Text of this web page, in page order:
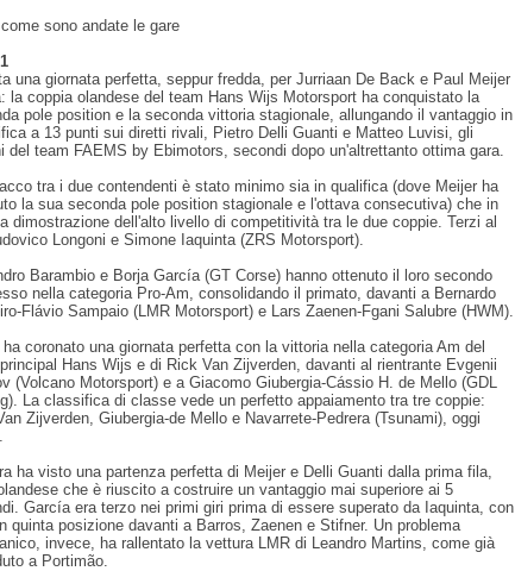
sono andate le gare
una giornata perfetta, seppur fredda, per Jurriaan De Back e Paul Meijer
la coppia olandese del team Hans Wijs Motorsport ha conquistato la
pole position e la seconda vittoria stagionale, allungando il vantaggio in
a 13 punti sui diretti rivali, Pietro Delli Guanti e Matteo Luvisi, gli
del team FAEMS by Ebimotors, secondi dopo un'altrettanto ottima gara.
tra i due contendenti è stato minimo sia in qualifica (dove Meijer ha
la sua seconda pole position stagionale e l'ottava consecutiva) che in
dimostrazione dell'alto livello di competitività tra le due coppie. Terzi al
Longoni e Simone Iaquinta (ZRS Motorsport).
Barambio e Borja García (GT Corse) hanno ottenuto il loro secondo
nella categoria Pro-Am, consolidando il primato, davanti a Bernardo
Flávio Sampaio (LMR Motorsport) e Lars Zaenen-Fgani Salubre (HWM).
ha coronato una giornata perfetta con la vittoria nella categoria Am del
Hans Wijs e di Rick Van Zijverden, davanti al rientrante Evgenii
(Volcano Motorsport) e a Giacomo Giubergia-Cássio H. de Mello (GDL
La classifica di classe vede un perfetto appaiamento tra tre coppie:
Zijverden, Giubergia-de Mello e Navarrete-Pedrera (Tsunami), oggi
ha visto una partenza perfetta di Meijer e Delli Guanti dalla prima fila,
che è riuscito a costruire un vantaggio mai superiore ai 5
García era terzo nei primi giri prima di essere superato da Iaquinta, con
quinta posizione davanti a Barros, Zaenen e Stifner. Un problema
invece, ha rallentato la vettura LMR di Leandro Martins, come già
a Portimão.